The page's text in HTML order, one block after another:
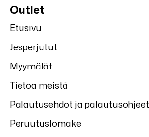
Outlet
Etusivu
Jesperjutut
Myymälät
Tietoa meistä
Palautusehdot ja palautusohjeet
Peruutuslomake